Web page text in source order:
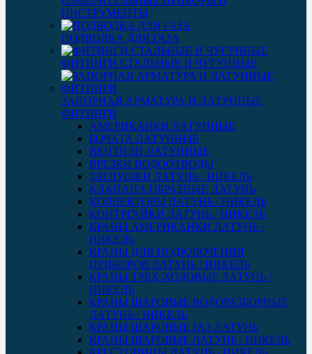
ИНСТРУМЕНТЫ
ПОДВОДКА ДЛЯ ГАЗА
ФИТИНГИ СТАЛЬНЫЕ И ЧУГУННЫЕ
ЗАПОРНАЯ АРМАТУРА И ЛАТУННЫЕ
ФИТИНГИ
АМЕРИКАНКИ ЛАТУННЫЕ
БОЧАТА ЛАТУННЫЕ
ВЕНТИЛИ ЛАТУННЫЕ
ВРЕЗКИ ВОДООТВОДЫ
ЗАГЛУШКИ ЛАТУНЬ / НИКЕЛЬ
КЛАПАНА ОБРАТНЫЕ ЛАТУНЬ
КОЛЛЕКТОРЫ ЛАТУНЬ / НИКЕЛЬ
КОНТРГАЙКИ ЛАТУНЬ / НИКЕЛЬ
КРАНЫ АМЕРИКАНКИ ЛАТУНЬ /
НИКЕЛЬ
КРАНЫ ДЛЯ ПОДКЛЮЧЕНИЯ
ПРИБОРОВ ЛАТУНЬ / НИКЕЛЬ
КРАНЫ ТРЕХ-ХОДОВЫЕ ЛАТУНЬ /
НИКЕЛЬ
КРАНЫ ШАРОВЫЕ ВОДОРАЗБОРНЫЕ
ЛАТУНЬ / НИКЕЛЬ
КРАНЫ ШАРОВЫЕ ГАЗ ЛАТУНЬ
КРАНЫ ШАРОВЫЕ ЛАТУНЬ / НИКЕЛЬ